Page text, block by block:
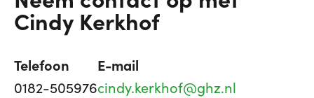
Cindy Kerkhof
Telefoon
0182-505976
E-mail
cindy.kerkhof@ghz.nl